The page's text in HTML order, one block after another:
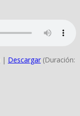
| Descargar (Duración: